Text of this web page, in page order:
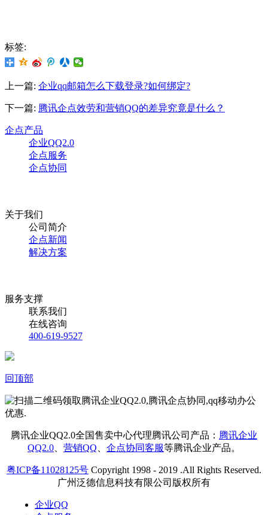
标签:
上一篇: 企业qq邮箱怎么下载登录?如何绑定?
下一篇: 腾讯企点效劳和营销QQ的差异究竟是什么？
企点产品
企业QQ2.0
企点服务
企点协同
关于我们
公司简介
企点新闻
解决方案
服务支撑
联系我们
在线咨询
400-619-9527
回顶部
腾讯企业QQ2.0全国售卖中心代理腾讯公司产品： 腾讯企业
QQ2.0
营销QQ 企点协同客服等腾讯企业产品。
粤ICP备11028125号 Copyright 1998 - 2019 .All Rights Reserved.
广州泛德信息科技有限公司版权所有
企业QQ